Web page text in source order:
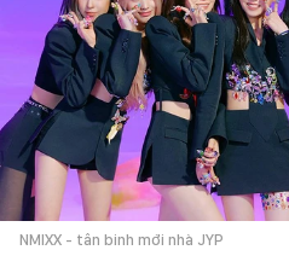
NMIXX - tân binh mới nhà JYP